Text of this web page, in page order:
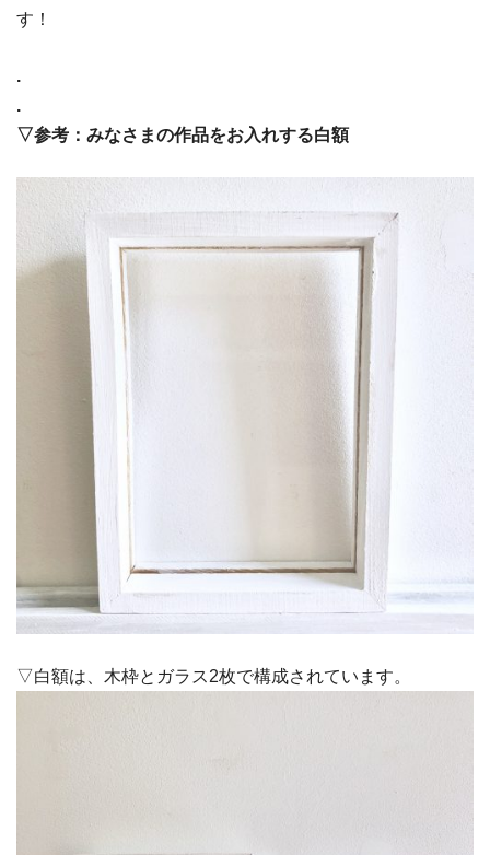
す！
.
.
▽参考：みなさまの作品をお入れする白額
▽白額は、木枠とガラス2枚で構成されています。